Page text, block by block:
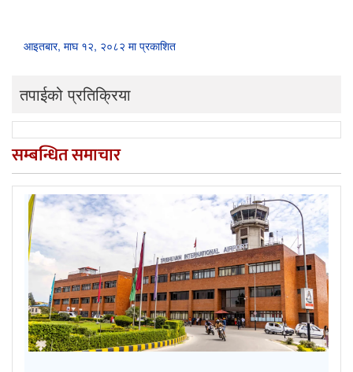
आइतबार, माघ १२, २०८२ मा प्रकाशित
तपाईको प्रतिक्रिया
सम्बन्धित समाचार